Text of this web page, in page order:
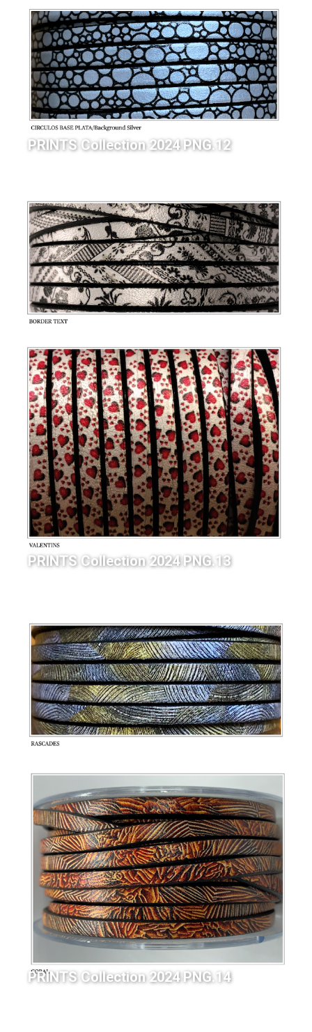
PRINTS Collection 2024 PNG.12
PRINTS Collection 2024 PNG.13
PRINTS Collection 2024 PNG.14